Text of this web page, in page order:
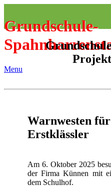
Grundschule-
Menu
Warnwesten
Erstklässler
Am 6. Oktober 2025
der Firma Künnen mit
dem Schulhof.